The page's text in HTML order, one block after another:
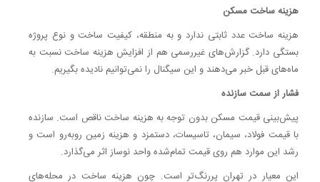
هزینه ساخت مسکن
هزینه ساخت عدد ثابتی ندارد و به منطقه، کیفیت ساخت و نوع پروژه
بستگی دارد. گزارش‌های غیررسمی هم از افزایش هزینه ساخت نسبت به
ماه‌های قبل خبر می‌دهند و این سیگنال را نمی‌توانیم نادیده بگیریم.
فشار از سمت سازنده
پیش‌بینی قیمت مسکن بدون توجه به هزینه ساخت ناقص است. سازنده
با قیمت فولاد، سیمان، تاسیسات، دستمزد و هزینه زمین روبه‌رو است و
رشد این موارد هم روی قیمت تمام‌شده واحد نوساز اثر می‌گذارد.
این معیار در تهران پررنگ‌تر است. چون هزینه ساخت در محله‌های